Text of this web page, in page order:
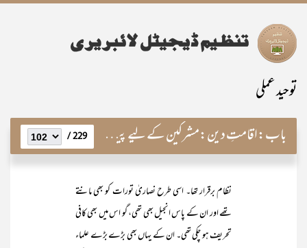
توحید عملی
باب:اقامتِ دین:مشرکین کے لیے پیغام ِموت 229 /
نظام برقرار تھا۔ اسی طرح نصاریٰ تورات کو بھی مانتے
تھے اور ان کے پاس انجیل بھی تھی، گو اس میں بھی کافی
تحریف ہو چکی تھی۔ ان کے یہاں بھی بڑے بڑے علماء